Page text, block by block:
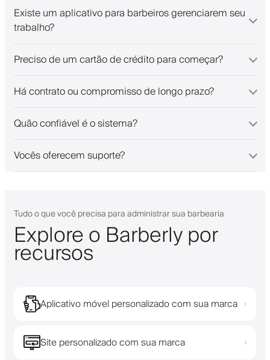
Existe um aplicativo para barbeiros gerenciarem seu
trabalho?
Preciso de um cartão de crédito para começar?
Há contrato ou compromisso de longo prazo?
Quão confiável é o sistema?
Vocês oferecem suporte?
Tudo o que você precisa para administrar sua barbearia
Explore o Barberly por
recursos
Aplicativo móvel personalizado com sua marca ›
Site personalizado com sua marca ›